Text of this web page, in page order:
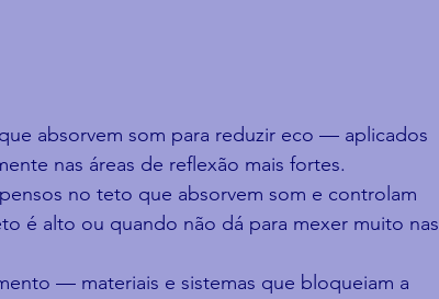
absorvem som para reduzir eco — aplicados
nas áreas de reflexão mais fortes.
no teto que absorvem som e controlam
é alto ou quando não dá para mexer muito nas
— materiais e sistemas que bloqueiam a